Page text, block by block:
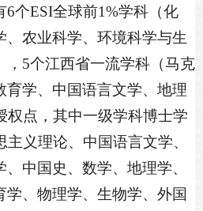
6个ESI全球前1%学科（化
、农业科学、环境科学与生
，5个江西省一流学科（马克
育学、中国语言文学、地理
权点，其中一级学科博士学
义理论、中国语言文学、
中国史、数学、地理学、
、物理学、生物学、外国